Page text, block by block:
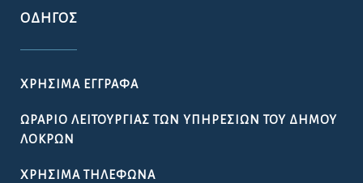
ΟΔΗΓΌΣ
ΧΡΉΣΙΜΑ ΈΓΓΡΑΦΑ
ΩΡΆΡΙΟ ΛΕΙΤΟΥΡΓΊΑΣ ΤΩΝ ΥΠΗΡΕΣΙΏΝ ΤΟΥ ΔΉΜΟΥ
ΛΟΚΡΏΝ
ΧΡΉΣΙΜΑ ΤΗΛΈΦΩΝΑ